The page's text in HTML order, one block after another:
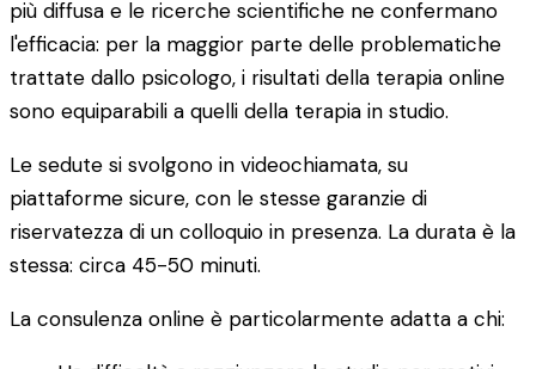
più diffusa e le ricerche scientifiche ne confermano
l'efficacia: per la maggior parte delle problematiche
trattate dallo psicologo, i risultati della terapia online
sono equiparabili a quelli della terapia in studio.
Le sedute si svolgono in videochiamata, su
piattaforme sicure, con le stesse garanzie di
riservatezza di un colloquio in presenza. La durata è la
stessa: circa 45-50 minuti.
La consulenza online è particolarmente adatta a chi: